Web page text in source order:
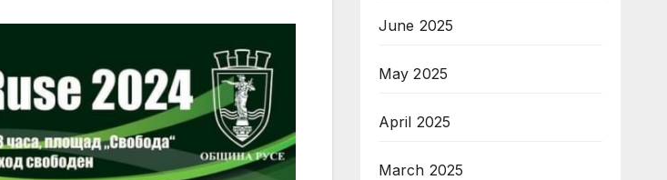
June 2025
May 2025
April 2025
March 2025